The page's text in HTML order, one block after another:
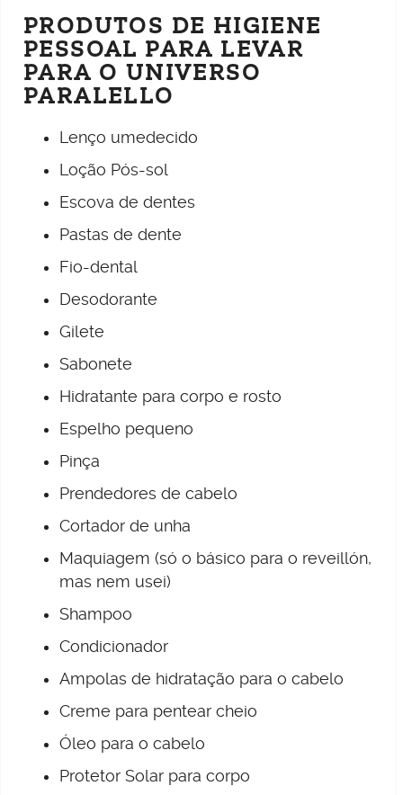
PRODUTOS DE HIGIENE
PESSOAL PARA LEVAR
PARA O UNIVERSO
PARALELLO
Lenço umedecido
Loção Pós-sol
Escova de dentes
Pastas de dente
Fio-dental
Desodorante
Gilete
Sabonete
Hidratante para corpo e rosto
Espelho pequeno
Pinça
Prendedores de cabelo
Cortador de unha
Maquiagem (só o básico para o reveillón,
mas nem usei)
Shampoo
Condicionador
Ampolas de hidratação para o cabelo
Creme para pentear cheio
Óleo para o cabelo
Protetor Solar para corpo